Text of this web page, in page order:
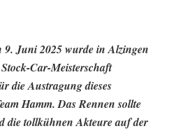
9. Juni 2025 wurde in Alzingen
Car-Meisterschaft
die Austragung dieses
Hamm. Das Rennen sollte
die tollkühnen Akteure auf der